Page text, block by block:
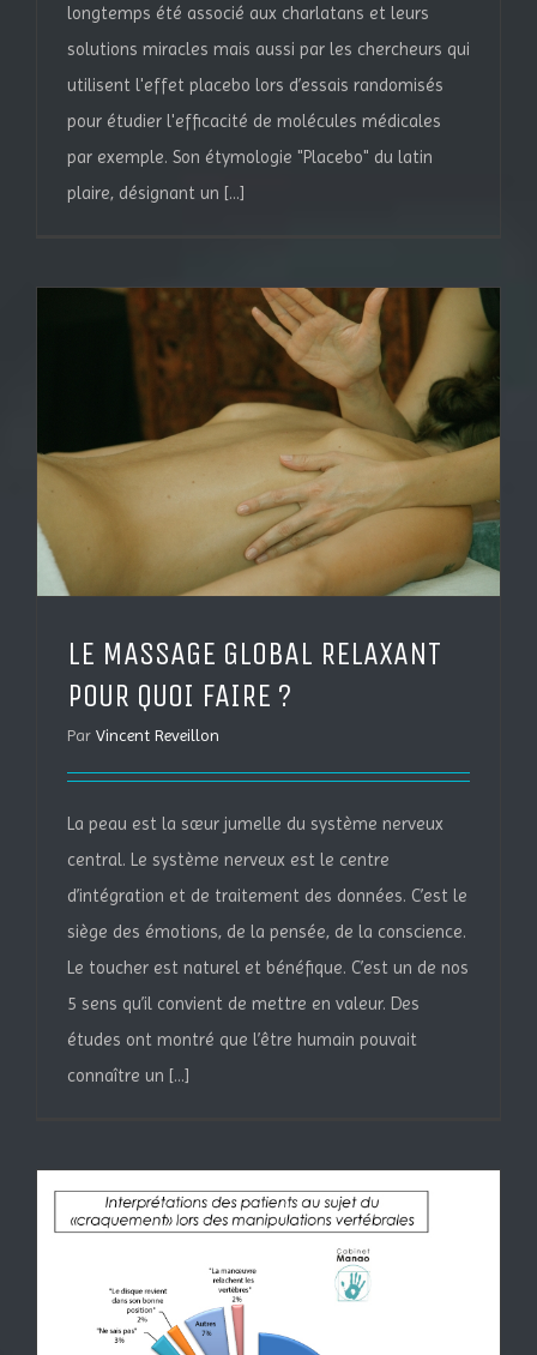
longtemps été associé aux charlatans et leurs
solutions miracles mais aussi par les chercheurs qui
utilisent l'effet placebo lors d’essais randomisés
pour étudier l'efficacité de molécules médicales
par exemple. Son étymologie "Placebo" du latin
plaire, désignant un [...]
LE MASSAGE GLOBAL RELAXANT
POUR QUOI FAIRE ?
Par Vincent Reveillon
La peau est la sœur jumelle du système nerveux
central. Le système nerveux est le centre
d’intégration et de traitement des données. C’est le
siège des émotions, de la pensée, de la conscience.
Le toucher est naturel et bénéfique. C’est un de nos
5 sens qu’il convient de mettre en valeur. Des
études ont montré que l’être humain pouvait
connaître un [...]